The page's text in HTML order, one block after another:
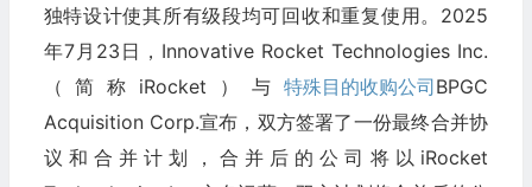
独特设计使其所有级段均可回收和重复使用。2025
年7月23日，Innovative Rocket Technologies Inc.
（简称iRocket）与 特殊目的收购公司BPGC
Acquisition Corp.宣布，双方签署了一份最终合并协
议和合并计划，合并后的公司将以iRocket